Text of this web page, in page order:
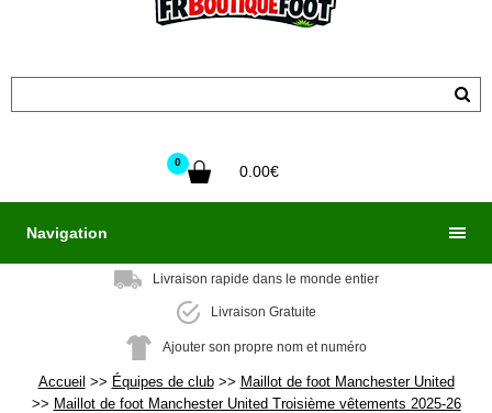
0
0.00€
Navigation
Livraison rapide dans le monde entier
Livraison Gratuite
Ajouter son propre nom et numéro
Accueil Équipes de club
Maillot de foot Manchester United
Maillot de foot Manchester United Troisième vêtements 2025-26